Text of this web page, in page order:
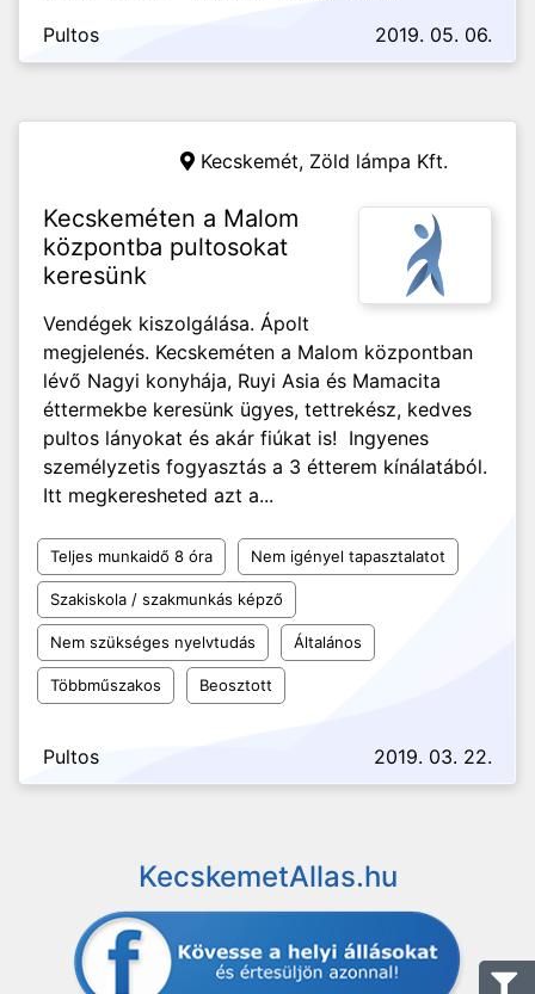
Pultos
2019. 05. 06.
Kecskemét, Zöld lámpa Kft.
Kecskeméten a Malom
központba pultosokat
keresünk
Vendégek kiszolgálása. Ápolt
megjelenés. Kecskeméten a Malom központban
lévő Nagyi konyhája, Ruyi Asia és Mamacita
éttermekbe keresünk ügyes, tettrekész, kedves
pultos lányokat és akár fiúkat is! Ingyenes
személyzetis fogyasztás a 3 étterem kínálatából.
Itt megkeresheted azt a...
Teljes munkaidő 8 óra Nem igényel tapasztalatot
Szakiskola / szakmunkás képző
Nem szükséges nyelvtudás Általános
Többműszakos Beosztott
Pultos 2019. 03. 22.
KecskemetAllas.hu